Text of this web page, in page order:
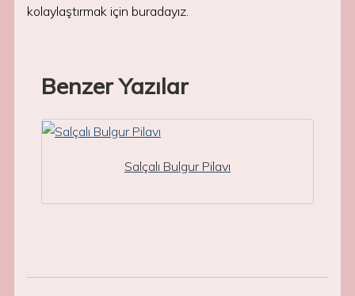
kolaylaştırmak için buradayız.
Benzer Yazılar
Salçalı Bulgur Pilavı